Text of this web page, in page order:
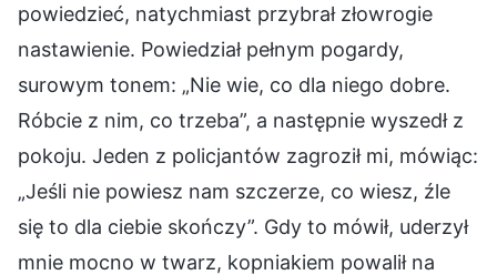
powiedzieć, natychmiast przybrał złowrogie
nastawienie. Powiedział pełnym pogardy,
surowym tonem: „Nie wie, co dla niego dobre.
Róbcie z nim, co trzeba”, a następnie wyszedł z
pokoju. Jeden z policjantów zagroził mi, mówiąc:
„Jeśli nie powiesz nam szczerze, co wiesz, źle
się to dla ciebie skończy”. Gdy to mówił, uderzył
mnie mocno w twarz, kopniakiem powalił na